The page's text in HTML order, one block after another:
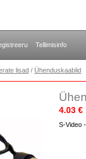
Tellimisinfo
lisad / Ühenduskaablid
4.03 €
S-Video